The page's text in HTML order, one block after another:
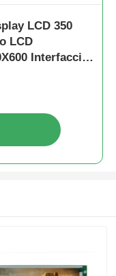
LCD 350
LCD
Interfaccia